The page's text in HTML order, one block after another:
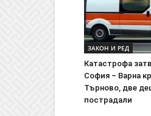
ЗАКОН И РЕД
Катастрофа
София – Варна
Търново, две
пострадали